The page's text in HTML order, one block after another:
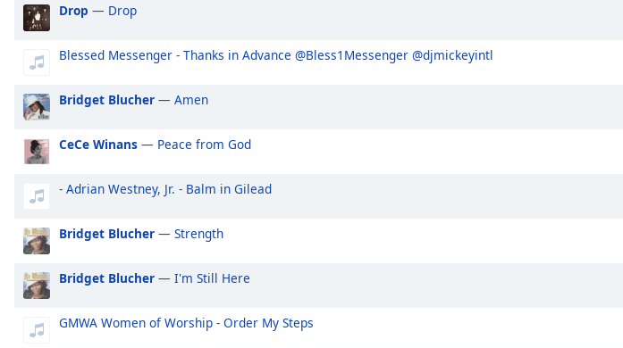
subtitles
settings,
opens
settings
dialog
subtitles
off
selected
Track
Picture-
in-
Picture
Drop — Drop
Blessed Messenger - Thanks in Advance @Bless1Messenger @djmickeyintl
Bridget Blucher — Amen
CeCe Winans — Peace from God
- Adrian Westney, Jr. - Balm in Gilead
Bridget Blucher — Strength
Bridget Blucher — I'm Still Here
GMWA Women of Worship - Order My Steps